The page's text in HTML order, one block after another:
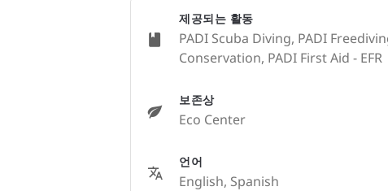
제공되는 활동
PADI Scuba Diving, PADI
Conservation, PADI First Aid - EFR
보존상
Eco Center
언어
English, Spanish